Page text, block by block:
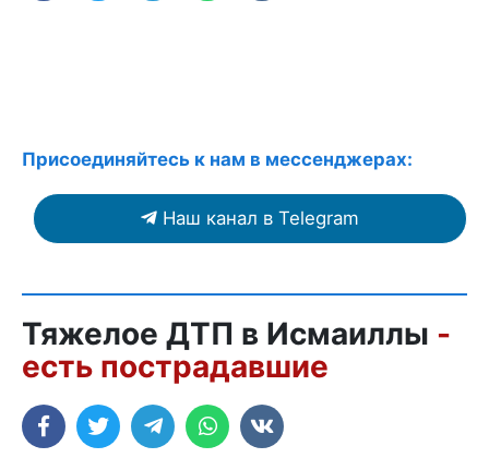
Присоединяйтесь к нам в мессенджерах:
Наш канал в Telegram
Тяжелое ДТП в Исмаиллы -
есть пострадавшие